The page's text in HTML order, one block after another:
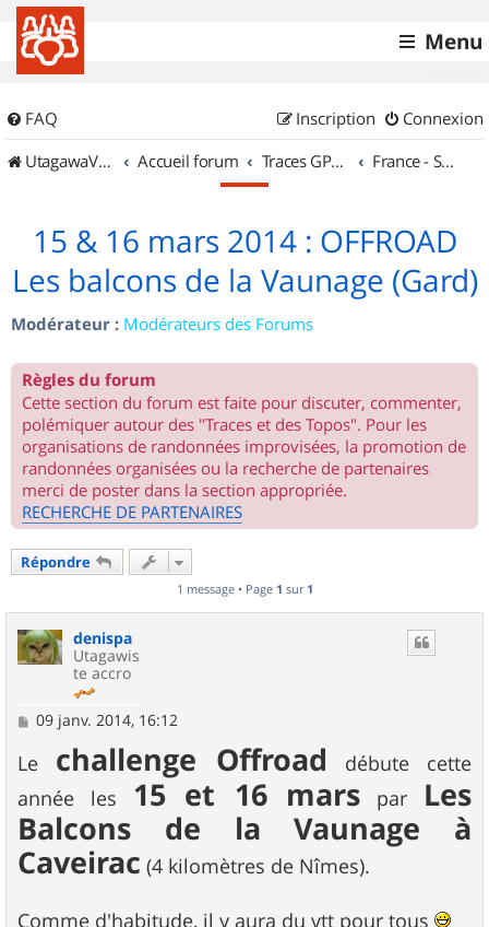
Menu
FAQ Connexion
Inscription
UtagawaVTT (Randos VTT et VTTAE avec traces GPS)
Accueil forum Traces GPS de randos VTT France - Sud Est
15 & 16 mars 2014 : OFFROAD
Les balcons de la Vaunage (Gard)
Modérateur : Modérateurs des Forums
Règles du forum
Cette section du forum est faite pour discuter, commenter,
polémiquer autour des "Traces et des Topos". Pour les
organisations de randonnées improvisées, la promotion de
randonnées organisées ou la recherche de partenaires
merci de poster dans la section appropriée.
RECHERCHE DE PARTENAIRES
Répondre
1 message • Page 1 sur 1
denispa
Utagawis
te accro
M
s
g
e
09 janv. 2014, 16:12
Le challenge Offroad débute cette
année les 15 et 16 marspar Les
Balcons de la Vaunage à
Caveirac (4 kilomètres de Nîmes).
Comme d'habitude, il y aura du vtt pour tous